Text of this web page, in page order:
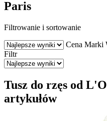
Paris
Filtrowanie i sortowanie
Cena Marki
Filtr
Tusz do rzęs od
artykułów